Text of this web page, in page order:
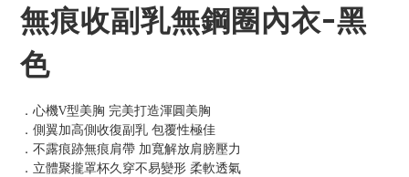
無痕收副乳無鋼圈內衣-黑
色
．心機V型美胸 完美打造渾圓美胸
．側翼加高側收復副乳 包覆性極佳
．不露痕跡無痕肩帶 加寬解放肩膀壓力
．立體聚攏罩杯久穿不易變形 柔軟透氣